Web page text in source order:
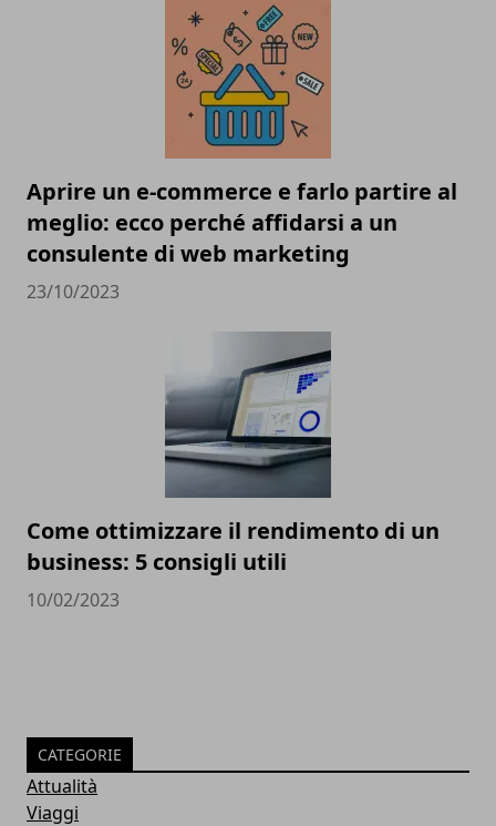
Aprire un e-commerce e farlo partire al
meglio: ecco perché affidarsi a un
consulente di web marketing
23/10/2023
Come ottimizzare il rendimento di un
business: 5 consigli utili
10/02/2023
CATEGORIE
Attualità
Viaggi